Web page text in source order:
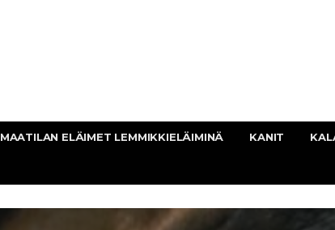
MAATILAN ELÄIMET LEMMIKKIELÄIMINÄ KANIT